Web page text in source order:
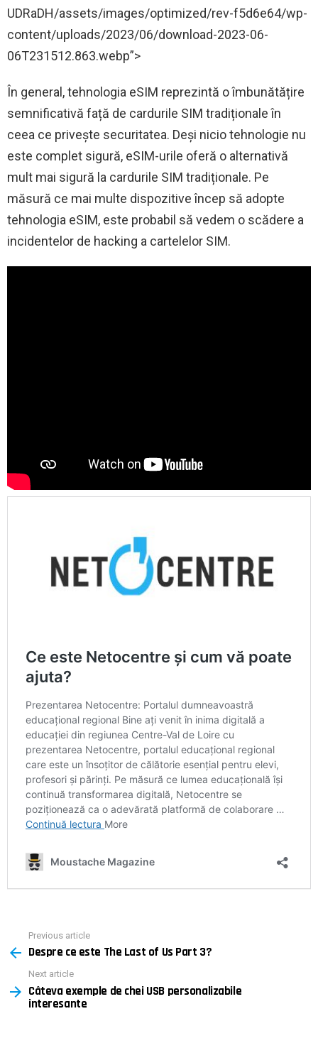
UDRaDH/assets/images/optimized/rev-f5d6e64/wp-
content/uploads/2023/06/download-2023-06-
06T231512.863.webp”>
În general, tehnologia eSIM reprezintă o îmbunătățire
semnificativă față de cardurile SIM tradiționale în
ceea ce privește securitatea. Deși nicio tehnologie nu
este complet sigură, eSIM-urile oferă o alternativă
mult mai sigură la cardurile SIM tradiționale. Pe
măsură ce mai multe dispozitive încep să adopte
tehnologia eSIM, este probabil să vedem o scădere a
incidentelor de hacking a cartelelor SIM.
more
Previous article
Despre ce este The Last of Us Part 3?
Next article
Câteva exemple de chei USB personalizabile
interesante